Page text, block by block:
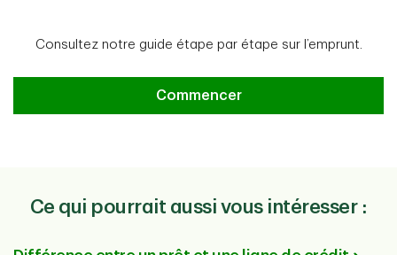
Consultez notre guide étape par étape sur l’emprunt.
Votre guide pratique sur l’emprunt
Commencer
Ce qui pourrait aussi vous intéresser :